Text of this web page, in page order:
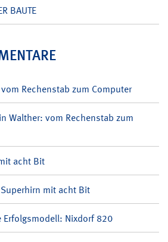
BAUTE
Rechenstab zum Computer
Walther: vom Rechenstab zum
acht Bit
mit acht Bit
Erfolgsmodell: Nixdorf 820